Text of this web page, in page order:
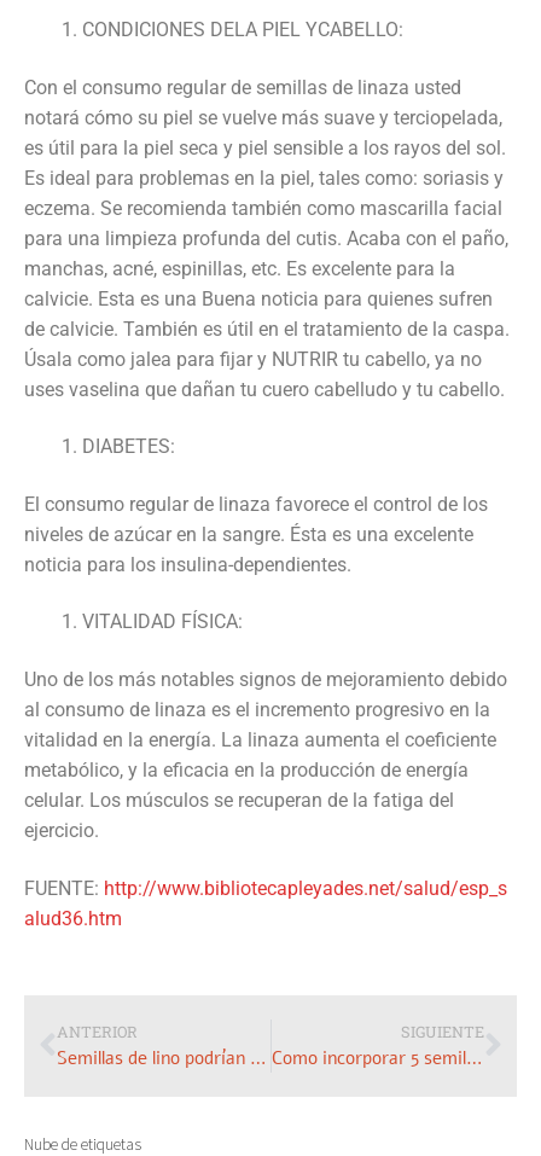
CONDICIONES DELA PIEL YCABELLO:
Con el consumo regular de semillas de linaza usted
notará cómo su piel se vuelve más suave y terciopelada,
es útil para la piel seca y piel sensible a los rayos del sol.
Es ideal para problemas en la piel, tales como: soriasis y
eczema. Se recomienda también como mascarilla facial
para una limpieza profunda del cutis. Acaba con el paño,
manchas, acné, espinillas, etc. Es excelente para la
calvicie. Esta es una Buena noticia para quienes sufren
de calvicie. También es útil en el tratamiento de la caspa.
Úsala como jalea para fijar y NUTRIR tu cabello, ya no
uses vaselina que dañan tu cuero cabelludo y tu cabello.
DIABETES:
El consumo regular de linaza favorece el control de los
niveles de azúcar en la sangre. Ésta es una excelente
noticia para los insulina-dependientes.
VITALIDAD FÍSICA:
Uno de los más notables signos de mejoramiento debido
al consumo de linaza es el incremento progresivo en la
vitalidad en la energía. La linaza aumenta el coeficiente
metabólico, y la eficacia en la producción de energía
celular. Los músculos se recuperan de la fatiga del
ejercicio.
FUENTE: http://www.bibliotecapleyades.net/salud/esp_s
alud36.htm
ANTERIOR
Semillas de lino podrían ralentizar los tumores de próstata
SIGUIENTE
Como incorporar 5 semillas al dia?
Nube de etiquetas